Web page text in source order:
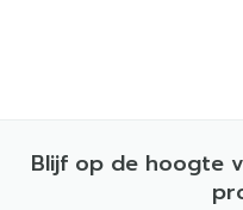
Blijf op de hoogte